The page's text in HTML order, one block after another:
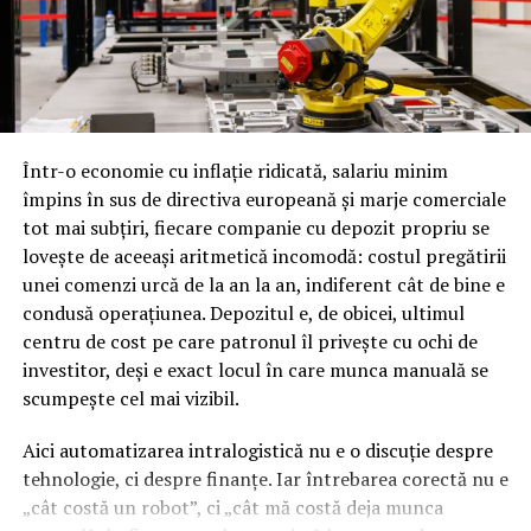
Într-o economie cu inflație ridicată, salariu minim
împins în sus de directiva europeană și marje comerciale
tot mai subțiri, fiecare companie cu depozit propriu se
lovește de aceeași aritmetică incomodă: costul pregătirii
unei comenzi urcă de la an la an, indiferent cât de bine e
condusă operațiunea. Depozitul e, de obicei, ultimul
centru de cost pe care patronul îl privește cu ochi de
investitor, deși e exact locul în care munca manuală se
scumpește cel mai vizibil.
Aici automatizarea intralogistică nu e o discuție despre
tehnologie, ci despre finanțe. Iar întrebarea corectă nu e
„cât costă un robot”, ci „cât mă costă deja munca